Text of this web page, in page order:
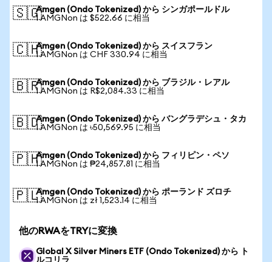
🇸🇬Amgen (Ondo Tokenized) から シンガポールドル
1 AMGNon は $522.66 に相当
🇨🇭Amgen (Ondo Tokenized) から スイスフラン
1 AMGNon は CHF 330.94 に相当
🇧🇷Amgen (Ondo Tokenized) から ブラジル・レアル
1 AMGNon は R$2,084.33 に相当
🇧🇩Amgen (Ondo Tokenized) から バングラデシュ・タカ
1 AMGNon は ৳50,569.95 に相当
🇵🇭Amgen (Ondo Tokenized) から フィリピン・ペソ
1 AMGNon は ₱24,857.81 に相当
🇵🇱Amgen (Ondo Tokenized) から ポーランド ズロチ
1 AMGNon は zł 1,523.14 に相当
他のRWAをTRYに変換
Global X Silver Miners ETF (Ondo Tokenized) から ト
ルコリラ